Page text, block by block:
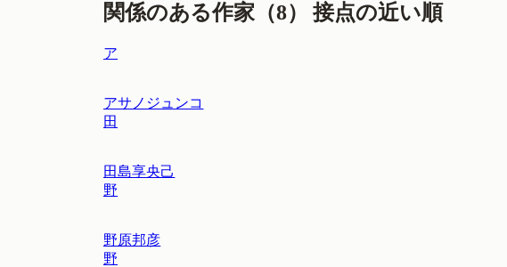
関係のある作家（8） 接点の近い順
ア
アサノジュンコ
田
田島享央己
野
野原邦彦
野